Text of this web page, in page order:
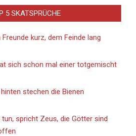
5 SKATSPRÜCHE
Freunde kurz, dem Feinde lang
sich schon mal einer totgemischt
stechen die Bienen
tun, spricht Zeus, die Götter sind